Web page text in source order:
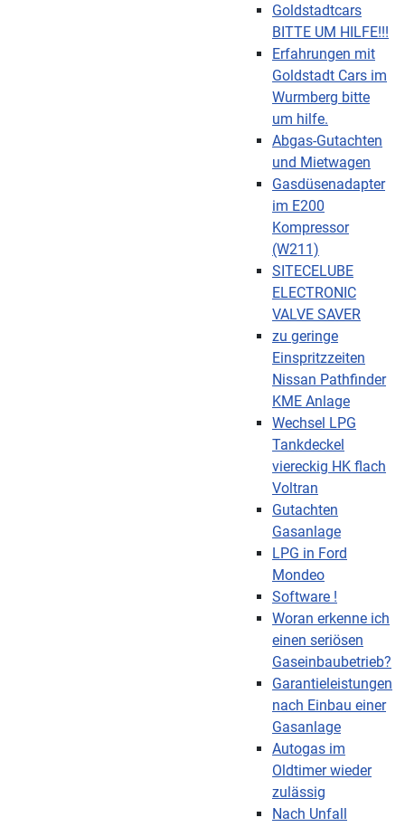
Goldstadtcars
BITTE UM HILFE!!!
Erfahrungen mit
Goldstadt Cars im
Wurmberg bitte
um hilfe.
Abgas-Gutachten
und Mietwagen
Gasdüsenadapter
im E200
Kompressor
(W211)
SITECELUBE
ELECTRONIC
VALVE SAVER
zu geringe
Einspritzzeiten
Nissan Pathfinder
KME Anlage
Wechsel LPG
Tankdeckel
viereckig HK flach
Voltran
Gutachten
Gasanlage
LPG in Ford
Mondeo
Software !
Woran erkenne ich
einen seriösen
Gaseinbaubetrieb?
Garantieleistungen
nach Einbau einer
Gasanlage
Autogas im
Oldtimer wieder
zulässig
Nach Unfall